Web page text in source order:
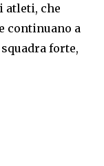
atleti, che
continuano a
forte,